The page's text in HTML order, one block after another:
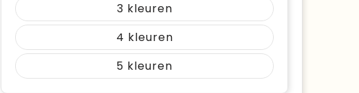
3
4
5